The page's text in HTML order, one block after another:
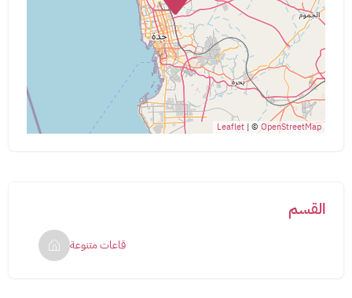
Leaflet | ©OpenStreetMap
القسم
قاعات متنوعة